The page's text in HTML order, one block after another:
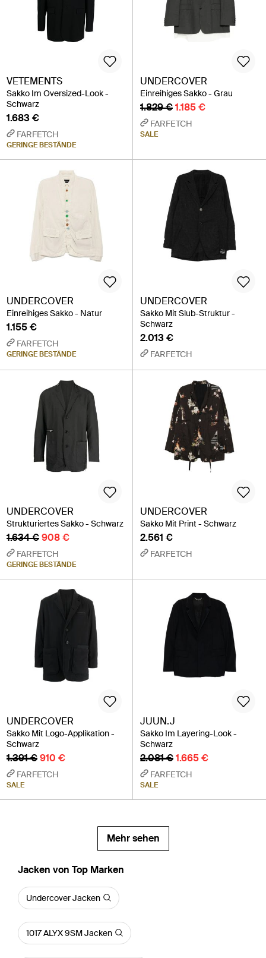
VETEMENTS
Sakko Im Oversized-Look -
Schwarz
1.683 €
FARFETCH
GERINGE BESTÄNDE
UNDERCOVER
Einreihiges Sakko - Grau
1.829 €1.185 €
FARFETCH
SALE
UNDERCOVER
Einreihiges Sakko - Natur
1.155 €
FARFETCH
GERINGE BESTÄNDE
UNDERCOVER
Sakko Mit Slub-Struktur -
Schwarz
2.013 €
FARFETCH
UNDERCOVER
Strukturiertes Sakko - Schwarz
1.634 €908 €
FARFETCH
GERINGE BESTÄNDE
UNDERCOVER
Sakko Mit Print - Schwarz
2.561 €
FARFETCH
UNDERCOVER
Sakko Mit Logo-Applikation -
Schwarz
1.391 €910 €
FARFETCH
SALE
JUUN.J
Sakko Im Layering-Look -
Schwarz
2.081 €1.665 €
FARFETCH
SALE
Mehr sehen
Jacken von Top Marken
Undercover Jacken
1017 ALYX 9SM Jacken